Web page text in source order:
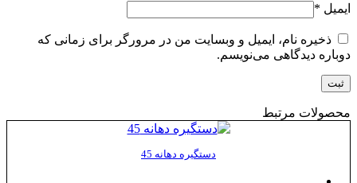
ایمیل *
ذخیره نام، ایمیل و وبسایت من در مرورگر برای زمانی که
دوباره دیدگاهی می‌نویسم.
محصولات مرتبط
دستگیره دهانه 45